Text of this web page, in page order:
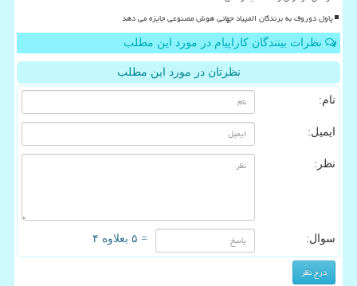
پاول دوروف به برندگان المپیاد جهانی هوش مصنوعی جایزه می دهد
نظرات بینندگان کاراپیام در مورد این مطلب
نظرتان در مورد این مطلب
نام:
ایمیل:
نظر:
سوال: = ۵ بعلاوه ۴